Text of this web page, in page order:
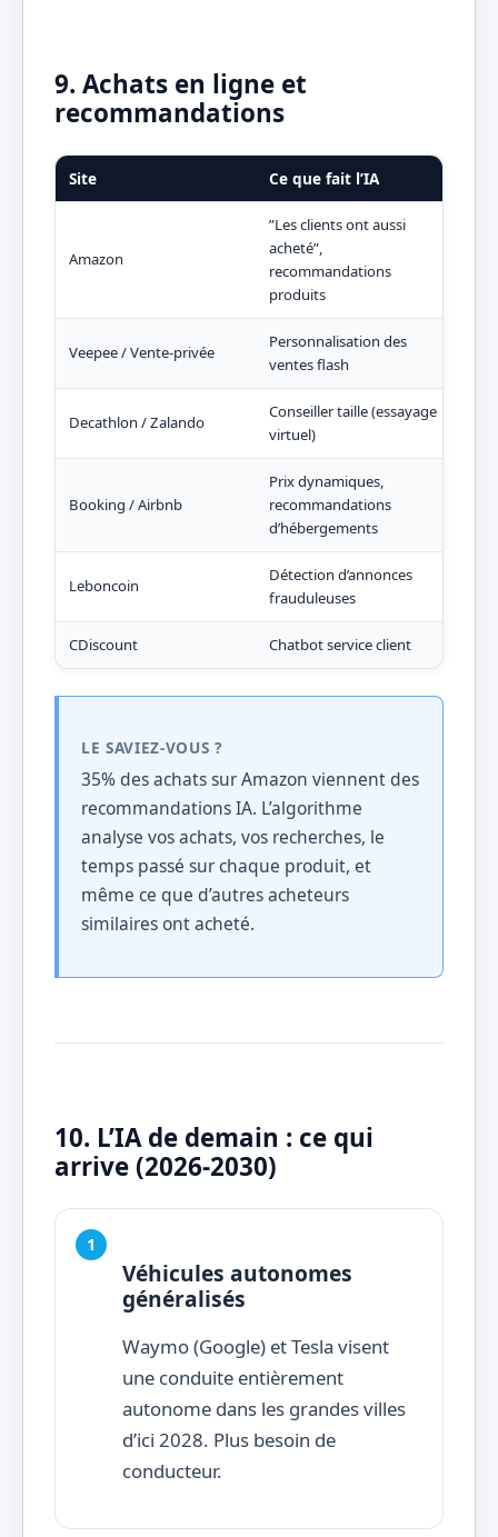
9. Achats en ligne et
recommandations
Site Ce que fait l’IA
Amazon
”Les clients ont aussi
acheté”,
recommandations
produits
Veepee / Vente-privée
Personnalisation des
ventes flash
Decathlon / Zalando
Conseiller taille (essayage
virtuel)
Booking / Airbnb
Prix dynamiques,
recommandations
d’hébergements
Leboncoin
Détection d’annonces
frauduleuses
CDiscount Chatbot service client
LE SAVIEZ-VOUS ?
35% des achats sur Amazon viennent des
recommandations IA. L’algorithme
analyse vos achats, vos recherches, le
temps passé sur chaque produit, et
même ce que d’autres acheteurs
similaires ont acheté.
10. L’IA de demain : ce qui
arrive (2026-2030)
Véhicules autonomes
généralisés
Waymo (Google) et Tesla visent
une conduite entièrement
autonome dans les grandes villes
d’ici 2028. Plus besoin de
conducteur.